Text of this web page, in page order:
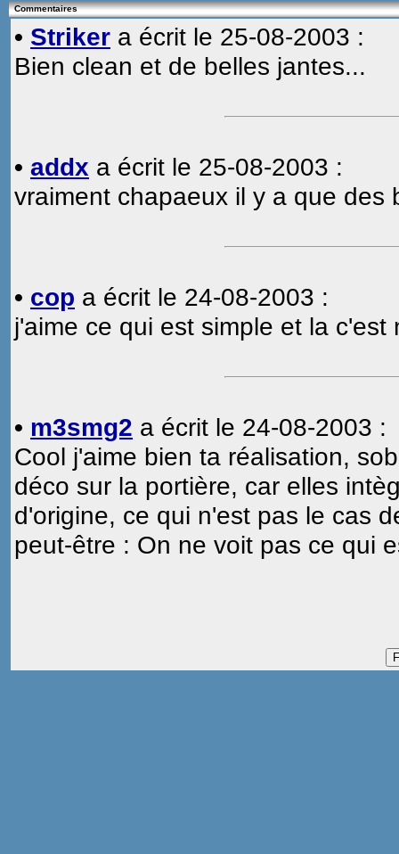
Commentaires
• Striker a écrit le 25-08-2003 :
Bien clean et de belles jantes...
• addx a écrit le 25-08-2003 :
vraiment chapaeux il y a que des
• cop a écrit le 24-08-2003 :
j'aime ce qui est simple et la c'est
• m3smg2 a écrit le 24-08-2003 :
Cool j'aime bien ta réalisation,
déco sur la portière, car elles
d'origine, ce qui n'est pas le cas
peut-être : On ne voit pas ce qui